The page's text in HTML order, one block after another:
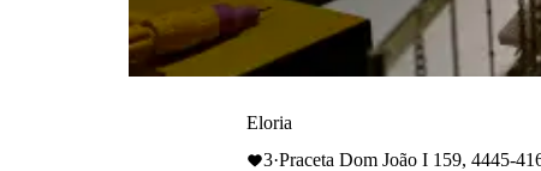
Eloria
3·Praceta Dom João I 159, 4445-